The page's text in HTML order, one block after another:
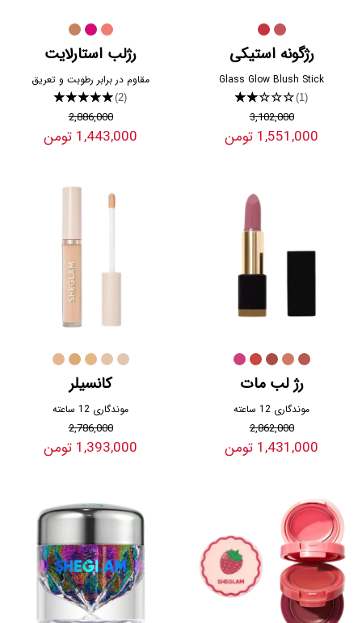
رژگونه استیکی
Glass Glow Blush Stick
★★★★★(1)
3,102,000
1,551,000 تومن
رژلب استارلایت
مقاوم در برابر رطوبت و تعریق
★★★★★(2)
2,886,000
1,443,000 تومن
رژ لب مات
موندگاری 12 ساعته
2,862,000
1,431,000 تومن
کانسیلر
موندگاری 12 ساعته
2,786,000
1,393,000 تومن